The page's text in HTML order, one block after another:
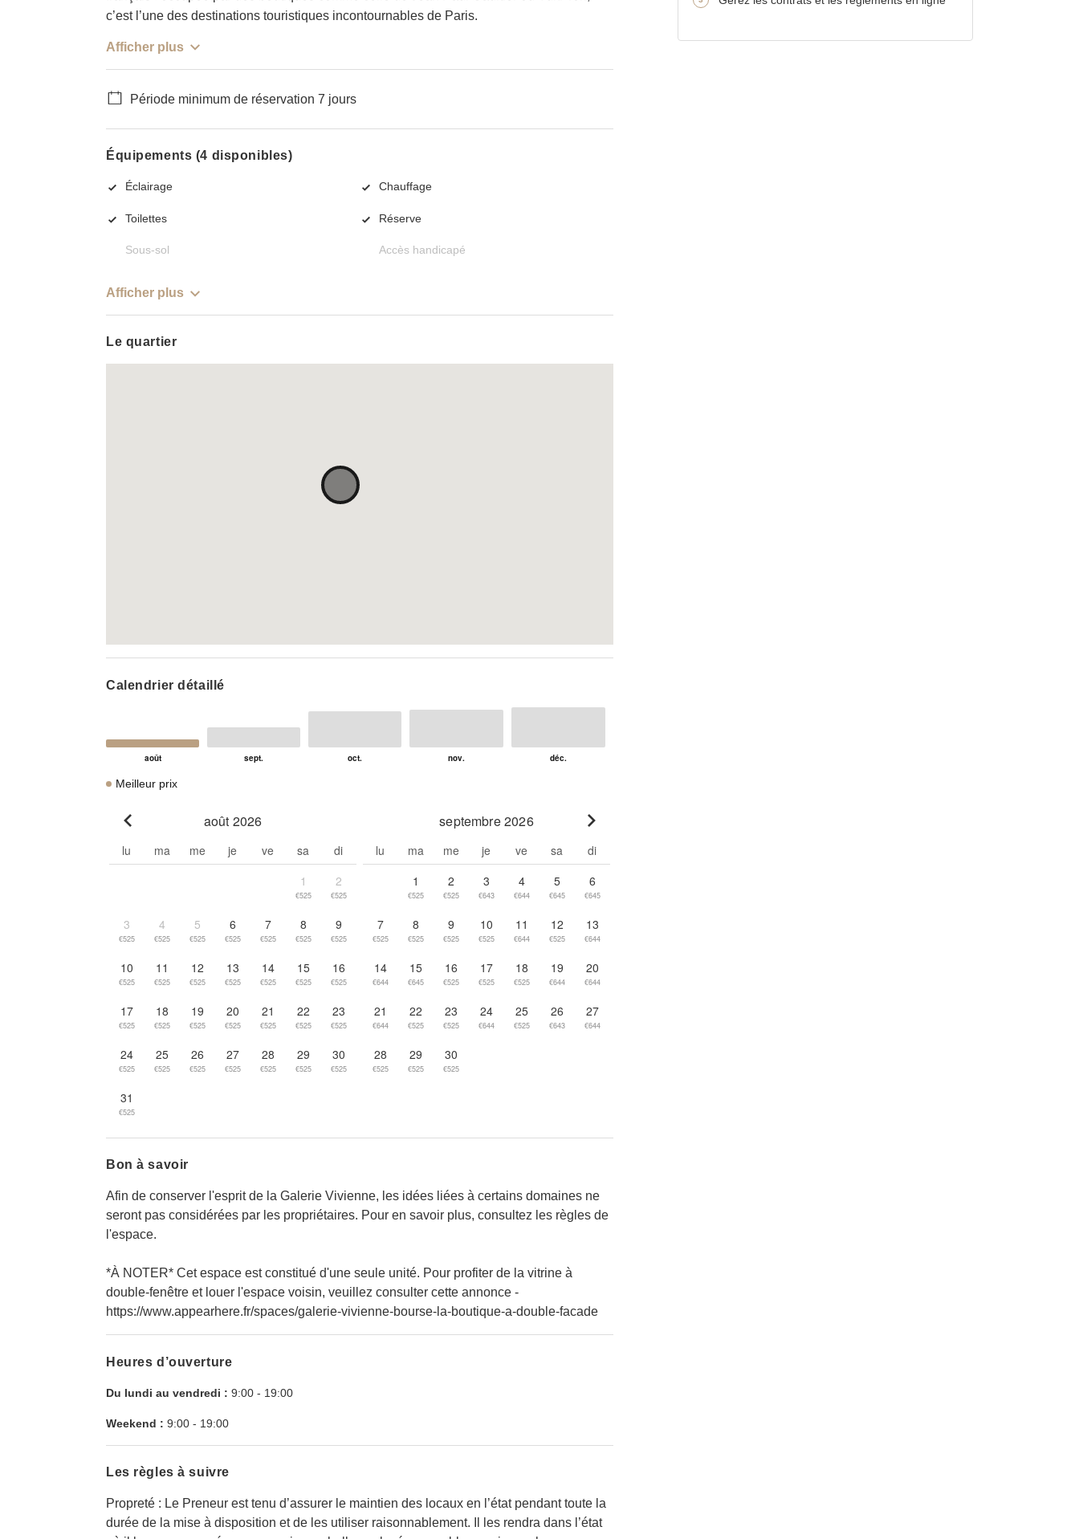
c’est l’une des destinations touristiques incontournables de Paris.
Afficher plus
Période minimum de réservation 7 jours
Équipements (4 disponibles)
Éclairage Chauffage
Toilettes Réserve
Sous-sol Accès handicapé
Afficher plus
Le quartier
Calendrier détaillé
Meilleur prix
août 2026
lu ma me je ve sa
di
1
€525
2
€525
3
€525
4
€525
5
€525
6
€525
7
€525
8
€525
9
€525
10
€525
11
€525
12
€525
13
€525
14
€525
15
€525
16
€525
17
€525
18
€525
19
€525
20
€525
21
€525
22
€525
23
€525
24
€525
25
€525
26
€525
27
€525
28
€525
29
€525
30
€525
31
€525
septembre 2026
lu ma me je ve sa
di
1
€525
2
€525
3
€643
4
€644
5
€645
6
€645
7
€525
8
€525
9
€525
10
€525
11
€644
12
€525
13
€644
14
€644
15
€645
16
€525
17
€525
18
€525
19
€644
20
€644
21
€644
22
€525
23
€525
24
€644
25
€525
26
€643
27
€644
28
€525
29
€525
30
€525
Bon à savoir
Afin de conserver l'esprit de la Galerie Vivienne, les idées liées à certains domaines ne
seront pas considérées par les propriétaires. Pour en savoir plus, consultez les règles de
l'espace.
*À NOTER* Cet espace est constitué d'une seule unité. Pour profiter de la vitrine à
double-fenêtre et louer l'espace voisin, veuillez consulter cette annonce -
https://www.appearhere.fr/spaces/galerie-vivienne-bourse-la-boutique-a-double-facade
Heures d’ouverture
Du lundi au vendredi : 9:00 - 19:00
Weekend : 9:00 - 19:00
Les règles à suivre
Propreté : Le Preneur est tenu d’assurer le maintien des locaux en l’état pendant toute la
durée de la mise à disposition et de les utiliser raisonnablement. Il les rendra dans l’état